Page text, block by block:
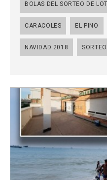
BOLAS DEL SORTEO DE
CARACOLES EL PINO
NAVIDAD 2018